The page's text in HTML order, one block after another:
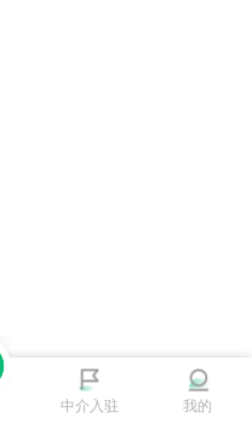
中介入驻 我的